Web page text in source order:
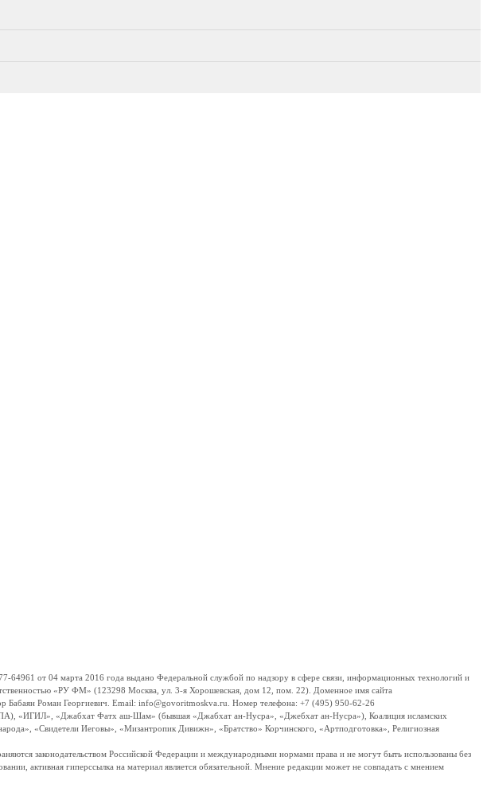
от 04 марта 2016 года выдано Федеральной службой по надзору в сфере связи, информационных технологий и
«РУ ФМ» (123298 Москва, ул. 3-я Хорошевская, дом 12, пом. 22). Доменное имя сайта
Бабаян Роман Георгиевич. Email: info@govoritmoskva.ru. Номер телефона: +7 (495) 950-62-26
«ИГИЛ», «Джабхат Фатх аш-Шам» (бывшая «Джабхат ан-Нусра», «Джебхат ан-Нусра»), Коалиция исламских
«Свидетели Иеговы», «Мизантропик Дивижн», «Братство» Корчинского, «Артподготовка», Религиозная
законодательством Российской Федерации и международными нормами права и не могут быть использованы без
активная гиперссылка на материал является обязательной. Мнение редакции может не совпадать с мнением